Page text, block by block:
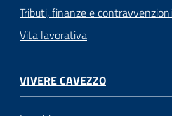
Tributi, finanze e contravvenzioni
Vita lavorativa
VIVERE CAVEZZO